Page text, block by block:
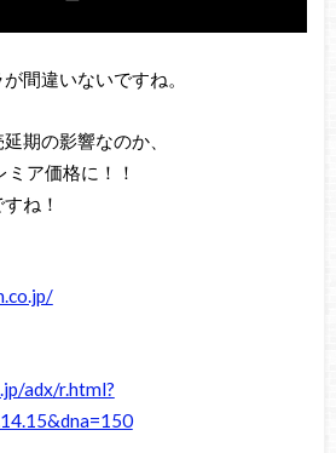
間違いないですね。
期の影響なのか、
ア価格に！！
ね！
adx/r.html?